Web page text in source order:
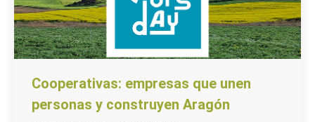
Cooperativas: empresas que unen
personas y construyen Aragón